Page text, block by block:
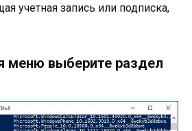
учетная запись или подписка,
меню выберите раздел